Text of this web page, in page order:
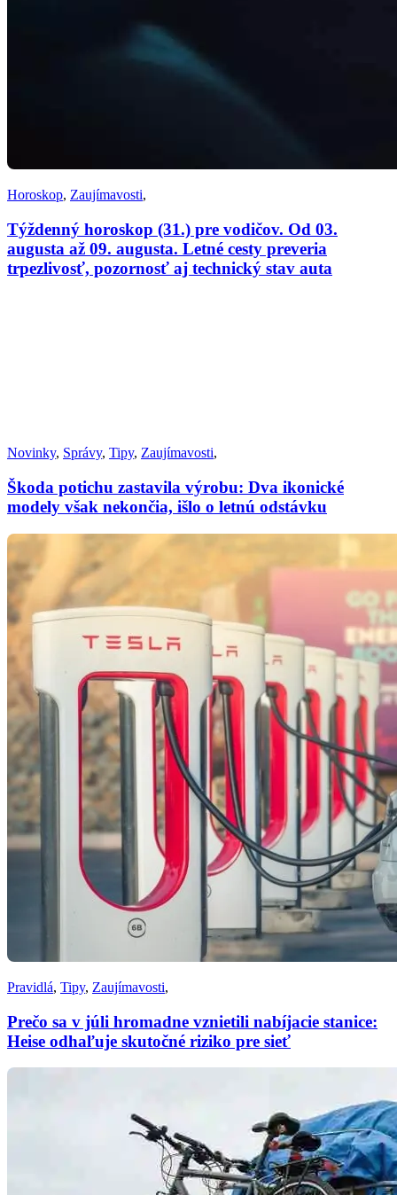
Horoskop, Zaujímavosti,
Týždenný horoskop (31.) pre vodičov. Od 03.
augusta až 09. augusta. Letné cesty preveria
trpezlivosť, pozornosť aj technický stav auta
Novinky, Správy, Tipy, Zaujímavosti,
Škoda potichu zastavila výrobu: Dva ikonické
modely však nekončia, išlo o letnú odstávku
Pravidlá, Tipy, Zaujímavosti,
Prečo sa v júli hromadne vznietili nabíjacie stanice:
Heise odhaľuje skutočné riziko pre sieť